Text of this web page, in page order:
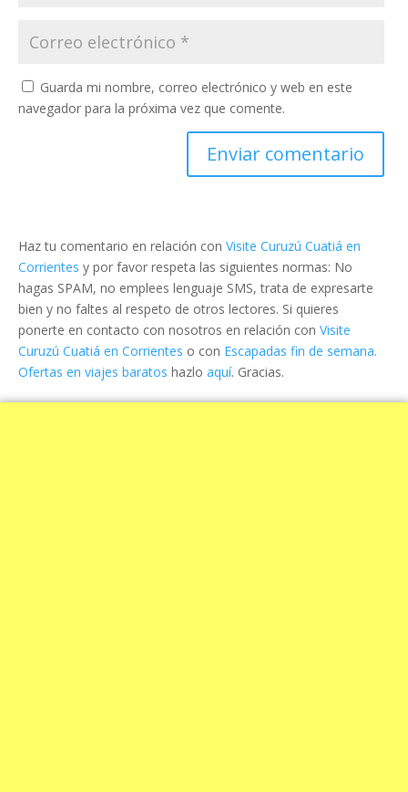
Guarda mi nombre, correo electrónico y web en este
navegador para la próxima vez que comente.
Haz tu comentario en relación con Visite Curuzú Cuatiá en
Corrientes y por favor respeta las siguientes normas: No
hagas SPAM, no emplees lenguaje SMS, trata de expresarte
bien y no faltes al respeto de otros lectores. Si quieres
ponerte en contacto con nosotros en relación con Visite
Curuzú Cuatiá en Corrientes o con Escapadas fin de semana.
Ofertas en viajes baratos hazlo aquí. Gracias.